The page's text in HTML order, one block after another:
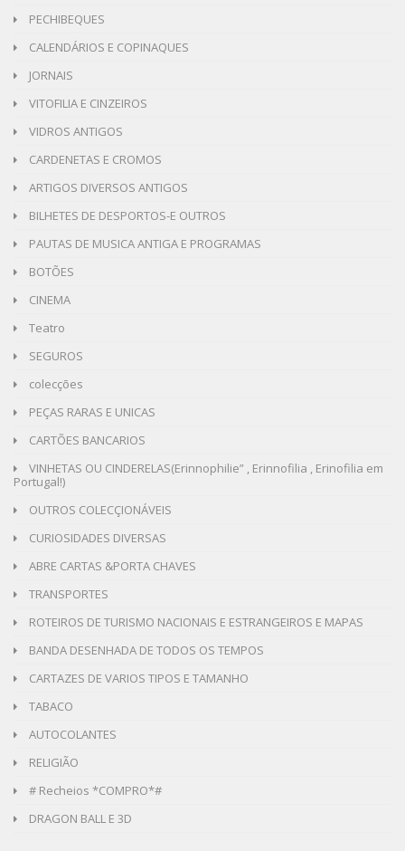
PECHIBEQUES
CALENDÁRIOS E COPINAQUES
JORNAIS
VITOFILIA E CINZEIROS
VIDROS ANTIGOS
CARDENETAS E CROMOS
ARTIGOS DIVERSOS ANTIGOS
BILHETES DE DESPORTOS-E OUTROS
PAUTAS DE MUSICA ANTIGA E PROGRAMAS
BOTÕES
CINEMA
Teatro
SEGUROS
colecções
PEÇAS RARAS E UNICAS
CARTÕES BANCARIOS
VINHETAS OU CINDERELAS(Erinnophilie” , Erinnofilia , Erinofilia em
Portugal!)
OUTROS COLECÇIONÁVEIS
CURIOSIDADES DIVERSAS
ABRE CARTAS &PORTA CHAVES
TRANSPORTES
ROTEIROS DE TURISMO NACIONAIS E ESTRANGEIROS E MAPAS
BANDA DESENHADA DE TODOS OS TEMPOS
CARTAZES DE VARIOS TIPOS E TAMANHO
TABACO
AUTOCOLANTES
RELIGIÃO
# Recheios *COMPRO*#
DRAGON BALL E 3D